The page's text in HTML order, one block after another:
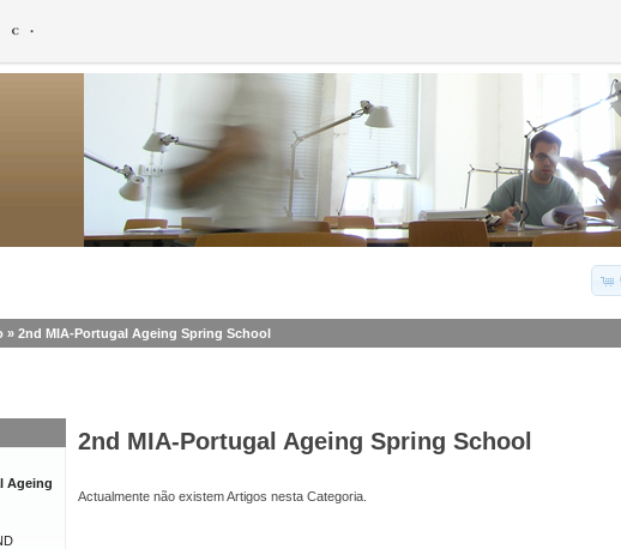
» 2nd MIA-Portugal Ageing Spring School
2nd MIA-Portugal Ageing Spring School
Actualmente não existem Artigos nesta Categoria.
Ageing